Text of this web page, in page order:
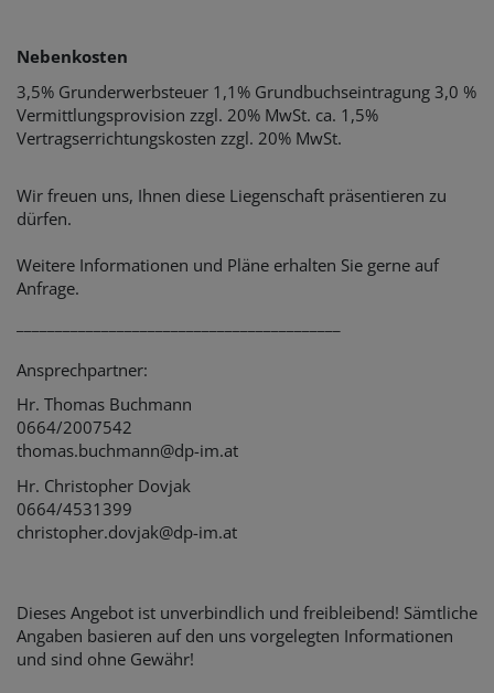
Nebenkosten
3,5% Grunderwerbsteuer 1,1% Grundbuchseintragung 3,0 %
Vermittlungsprovision zzgl. 20% MwSt. ca. 1,5%
Vertragserrichtungskosten zzgl. 20% MwSt.
Wir freuen uns, Ihnen diese Liegenschaft präsentieren zu
dürfen.
Weitere Informationen und Pläne erhalten Sie gerne auf
Anfrage.
Ansprechpartner:
Hr. Thomas Buchmann
0664/2007542
thomas.buchmann@dp-im.at
Hr. Christopher Dovjak
0664/4531399
christopher.dovjak@dp-im.at
Dieses Angebot ist unverbindlich und freibleibend! Sämtliche
Angaben basieren auf den uns vorgelegten Informationen
und sind ohne Gewähr!